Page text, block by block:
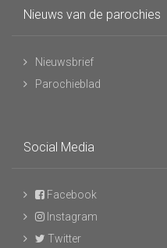
Nieuws van de parochies
Nieuwsbrief
Parochieblad
Social Media
Facebook
Instagram
Twitter